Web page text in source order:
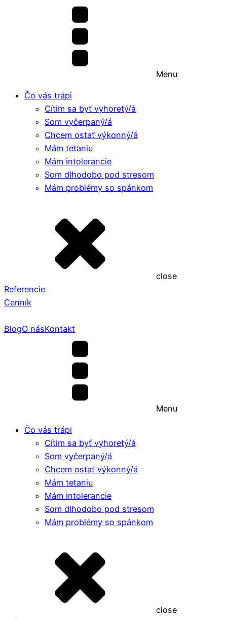
Menu
Čo vás trápi
Cítim sa byť vyhoretý/á
Som vyčerpaný/á
Chcem ostať výkonný/á
Mám tetaniu
Mám intolerancie
Som dlhodobo pod stresom
Mám problémy so spánkom
close
Referencie
Cenník
BlogO násKontakt
Menu
Čo vás trápi
Cítim sa byť vyhoretý/á
Som vyčerpaný/á
Chcem ostať výkonný/á
Mám tetaniu
Mám intolerancie
Som dlhodobo pod stresom
Mám problémy so spánkom
close